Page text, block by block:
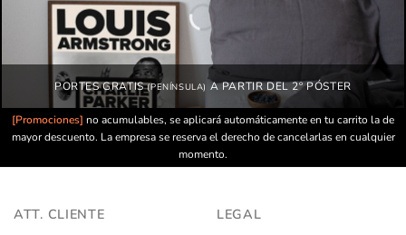
PORTES GRATIS(PENÍNSULA) A PARTIR DEL 2º PÓSTER
[Promociones] no acumulables, se aplicará automáticamente en tu carrito la de
mayor descuento. La empresa se reserva el derecho de cancelarlas en cualquier
momento.
ATT. CLIENTE LEGAL